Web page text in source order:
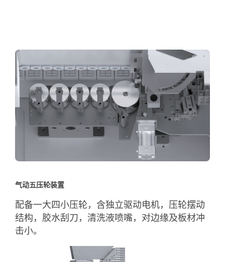
气动五压轮装置
配备一大四小压轮，含独立驱动电机，压轮摆动
结构，胶水刮刀，清洗液喷嘴，对边缘及板材冲
击小。